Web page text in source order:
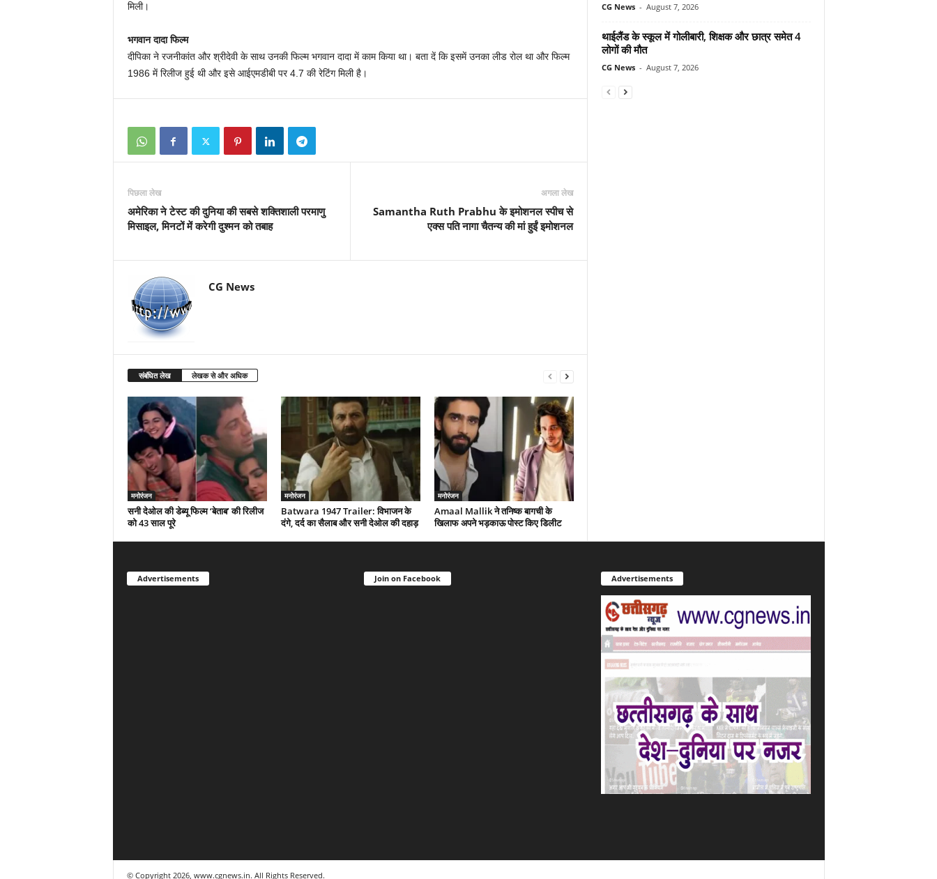
मिली।
भगवान दादा फिल्म
दीपिका ने रजनीकांत और श्रीदेवी के साथ उनकी फिल्म भगवान दादा में काम किया था। बता दें कि इसमें उनका लीड रोल था और फिल्म
1986 में रिलीज हुई थी और इसे आईएमडीबी पर 4.7 की रेटिंग मिली है।
पिछला लेख
अमेरिका ने टेस्ट की दुनिया की सबसे शक्तिशाली परमाणु
मिसाइल, मिनटों में करेगी दुश्मन को तबाह
अगला लेख
Samantha Ruth Prabhu के इमोशनल स्पीच से
एक्स पति नागा चैतन्य की मां हुईं इमोशनल
CG News
संबंधित लेख लेखक से और अधिक
मनोरंजन
सनी देओल की डेब्यू फिल्म ‘बेताब’ की रिलीज
को 43 साल पूरे
मनोरंजन
Batwara 1947 Trailer: विभाजन के
दंगे, दर्द का सैलाब और सनी देओल की दहाड़
मनोरंजन
Amaal Mallik ने तनिष्क बागची के
खिलाफ अपने भड़काऊ पोस्ट किए डिलीट
CG News - August 7, 2026
थाईलैंड के स्कूल में गोलीबारी, शिक्षक और छात्र समेत 4
लोगों की मौत
CG News - August 7, 2026
Advertisements Join on Facebook Advertisements
© Copyright 2026, www.cgnews.in. All Rights Reserved.